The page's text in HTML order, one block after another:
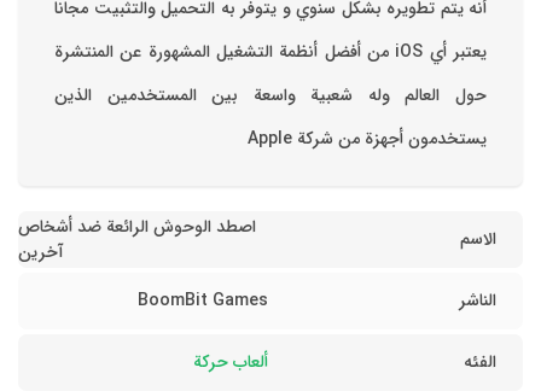
أنه يتم تطويره بشكل سنوي و يتوفر به التحميل والتثبيت مجانا
‏يعتبر أي iOS من أفضل أنظمة التشغيل المشهورة عن المنتشرة
حول العالم وله شعبية واسعة بين المستخدمين الذين
يستخدمون أجهزة من شركة Apple
الاسم
اصطد الوحوش الرائعة ضد أشخاص
آخرين
الناشر
BoomBit Games
الفئه ألعاب حركة